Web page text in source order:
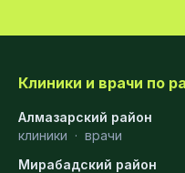
Клиники и врачи по
Алмазарский район
клиники · врачи
Мирабадский район